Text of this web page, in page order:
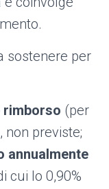
sostenere per
rimborso (per
previste;
annualmente
cui lo 0,90%